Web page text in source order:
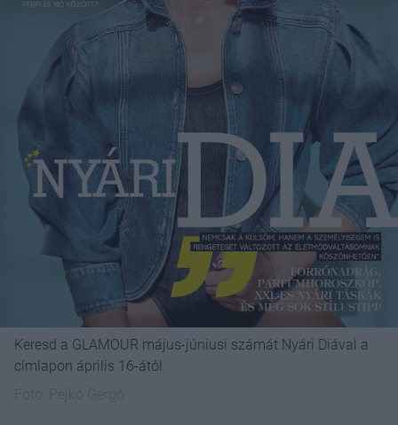
Keresd a GLAMOUR május-júniusi számát Nyári Diával a
címlapon április 16-ától